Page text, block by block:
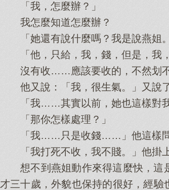
「我，怎麼辦？」
我怎麼知道怎麼辦？
「她還有說什麼嗎？我是說燕姐。
「他，只給，我，錢，但是，我，
沒有收……應該要收的，不然划不
他又說：「我，很生氣。」又說了
「我……其實以前，她也這樣對
「那你怎樣處理？」
「我……只是收錢……」他這樣問
「我打死不收，我不賤。」他掛上
想不到燕姐動作來得這麼快，這
才三十歲，外貌也保持的很好，經